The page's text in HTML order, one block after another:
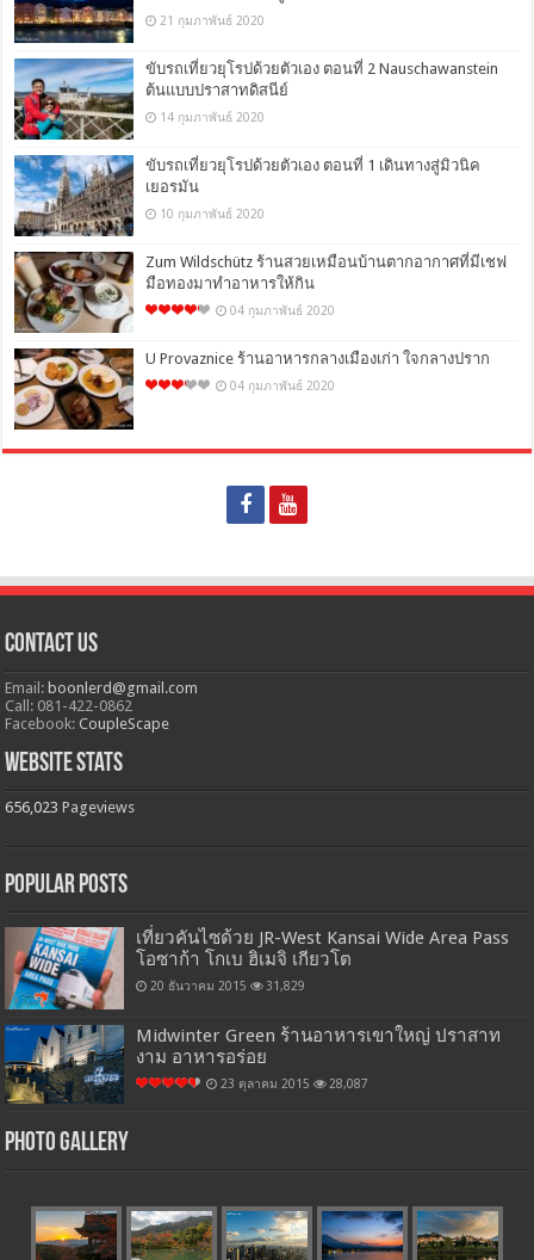
21 กุมภาพันธ์ 2020
ขับรถเที่ยวยุโรปด้วยตัวเอง ตอนที่ 2 Nauschawanstein
ต้นแบบปราสาทดิสนีย์
14 กุมภาพันธ์ 2020
ขับรถเที่ยวยุโรปด้วยตัวเอง ตอนที่ 1 เดินทางสู่มิวนิค
เยอรมัน
10 กุมภาพันธ์ 2020
Zum Wildschütz ร้านสวยเหมือนบ้านตากอากาศที่มีเชฟ
มือทองมาทำอาหารให้กิน
04 กุมภาพันธ์ 2020
U Provaznice ร้านอาหารกลางเมืองเก่า ใจกลางปราก
04 กุมภาพันธ์ 2020
Contact Us
Email: boonlerd@gmail.com
Call: 081-422-0862
Facebook:CoupleScape
Website Stats
656,023 Pageviews
Popular Posts
เที่ยวคันไซด้วย JR-West Kansai Wide Area Pass
โอซาก้า โกเบ ฮิเมจิ เกียวโต
20 ธันวาคม 2015 31,829
Midwinter Green ร้านอาหารเขาใหญ่ ปราสาท
งาม อาหารอร่อย
23 ตุลาคม 2015 28,087
Photo Gallery